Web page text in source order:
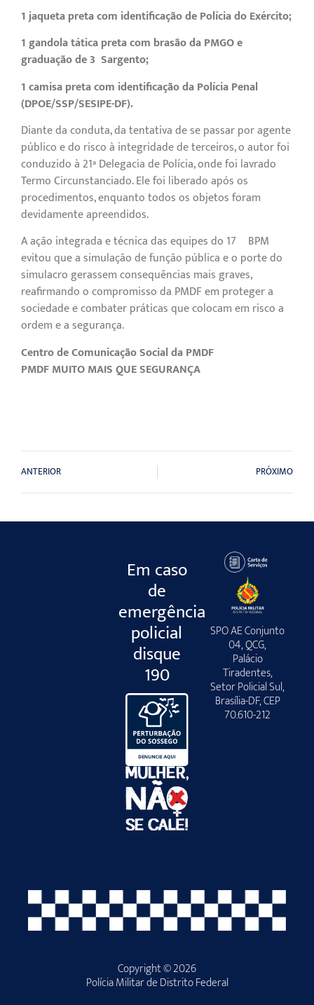
1 jaqueta preta com identificação de Polícia do Exército;
1 gandola tática preta com brasão da PMGO e
graduação de 3º Sargento;
1 camisa preta com identificação da Polícia Penal
(DPOE/SSP/SESIPE-DF).
Diante da conduta, da tentativa de se passar por agente
público e do risco à integridade de terceiros, o autor foi
conduzido à 21ª Delegacia de Polícia, onde foi lavrado
Termo Circunstanciado. Ele foi liberado após os
procedimentos, enquanto todos os objetos foram
devidamente apreendidos.
A ação integrada e técnica das equipes do 17º BPM
evitou que a simulação de função pública e o porte do
simulacro gerassem consequências mais graves,
reafirmando o compromisso da PMDF em proteger a
sociedade e combater práticas que colocam em risco a
ordem e a segurança.
Centro de Comunicação Social da PMDF
PMDF MUITO MAIS QUE SEGURANÇA
ANTERIOR PRÓXIMO
Em caso
de
emergência
policial
disque
190
SPO AE Conjunto
04, QCG,
Palácio
Tiradentes,
Setor Policial Sul,
Brasília-DF, CEP
70.610-212
Copyright © 2026
Polícia Militar de Distrito Federal